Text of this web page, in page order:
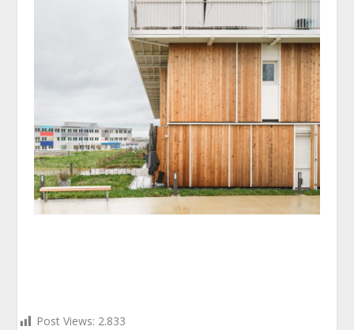
Post Views: 2.833